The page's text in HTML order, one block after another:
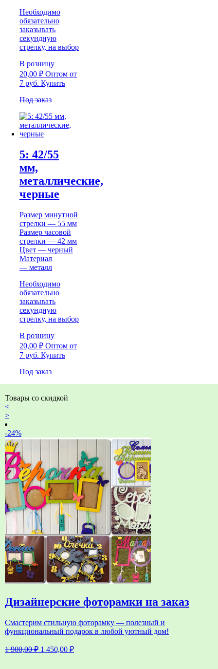
Необходимо
обязательно
заказывать
секундную
стрелку, на выбор
В розницу
20,00 ₽ Оптом от
7 руб. Купить
Под заказ
5: 42/55
мм,
металлические,
черные
Размер минутной
стрелки — 55 мм
Размер часовой
стрелки — 42 мм
Цвет — черный
Материал
— металл
Необходимо
обязательно
заказывать
секундную
стрелку, на выбор
В розницу
20,00 ₽ Оптом от
7 руб. Купить
Под заказ
Товары со скидкой
<
>
-24%
Дизайнерские фоторамки на заказ
Смастерим стильную фоторамку — полезный и
функциональный подарок в любой уютный дом!
1 900,00₽ Первоначальная
1 450,00 ₽Текущая